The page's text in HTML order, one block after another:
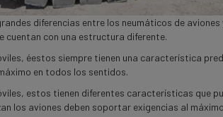
diferencias entre los neumáticos de
cuentan con una estructura diferente.
éestos siempre tienen una característica
en todos los sentidos.
estos tienen diferentes características que
los aviones deben soportar exigencias al